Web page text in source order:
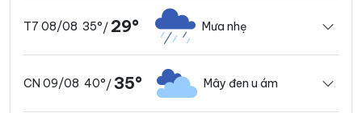
T7 08/08 35°/ 29° Mưa nhẹ
CN 09/08 40°/ 35° Mây đen u ám